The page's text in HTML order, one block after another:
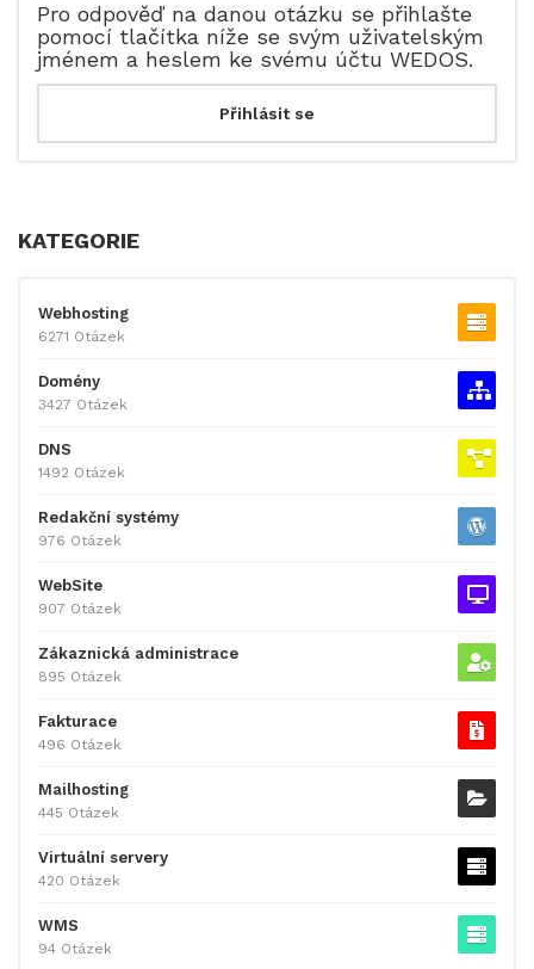
Pro odpověď na danou otázku se přihlašte
pomocí tlačítka níže se svým uživatelským
jménem a heslem ke svému účtu WEDOS.
KATEGORIE
Webhosting
6271 Otázek
Domény
3427 Otázek
DNS
1492 Otázek
Redakční systémy
976 Otázek
WebSite
907 Otázek
Zákaznická administrace
895 Otázek
Fakturace
496 Otázek
Mailhosting
445 Otázek
Virtuální servery
420 Otázek
WMS
94 Otázek